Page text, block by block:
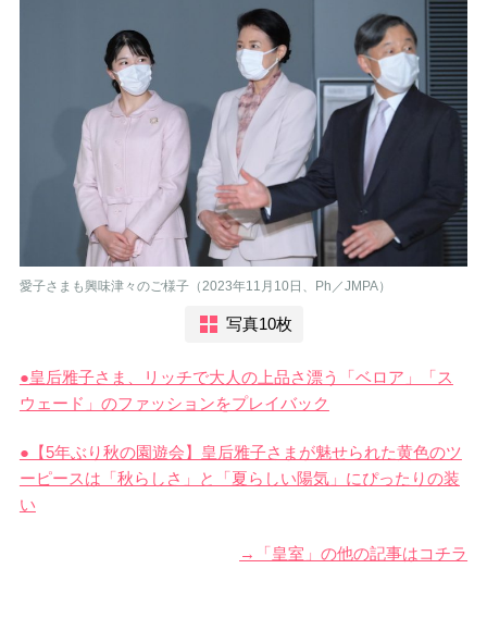
愛子さまも興味津々のご様子（2023年11月10日、Ph／JMPA）
写真10枚
●皇后雅子さま、リッチで大人の上品さ漂う「ベロア」「ス
ウェード」のファッションをプレイバック
●【5年ぶり秋の園遊会】皇后雅子さまが魅せられた黄色のツ
ーピースは「秋らしさ」と「夏らしい陽気」にぴったりの装
い
→「皇室」の他の記事はコチラ